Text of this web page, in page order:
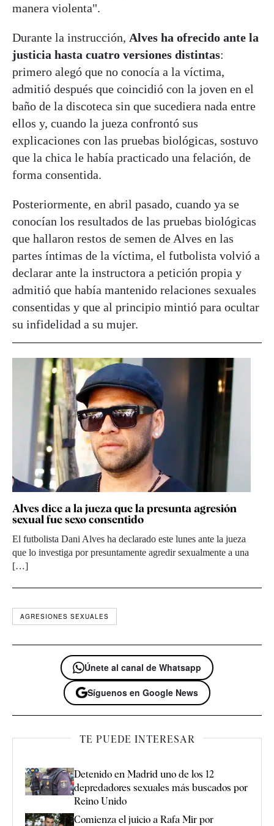
manera violenta".
Durante la instrucción, Alves ha ofrecido ante la
justicia hasta cuatro versiones distintas:
primero alegó que no conocía a la víctima,
admitió después que coincidió con la joven en el
baño de la discoteca sin que sucediera nada entre
ellos y, cuando la jueza confrontó sus
explicaciones con las pruebas biológicas, sostuvo
que la chica le había practicado una felación, de
forma consentida.
Posteriormente, en abril pasado, cuando ya se
conocían los resultados de las pruebas biológicas
que hallaron restos de semen de Alves en las
partes íntimas de la víctima, el futbolista volvió a
declarar ante la instructora a petición propia y
admitió que había mantenido relaciones sexuales
consentidas y que al principio mintió para ocultar
su infidelidad a su mujer.
Alves dice a la jueza que la presunta agresión
sexual fue sexo consentido
El futbolista Dani Alves ha declarado este lunes ante la jueza
que lo investiga por presuntamente agredir sexualmente a una
[…]
AGRESIONES SEXUALES
Únete al canal de Whatsapp
Síguenos en Google News
TE PUEDE INTERESAR
Detenido en Madrid uno de los 12
depredadores sexuales más buscados por
Reino Unido
Comienza el juicio a Rafa Mir por